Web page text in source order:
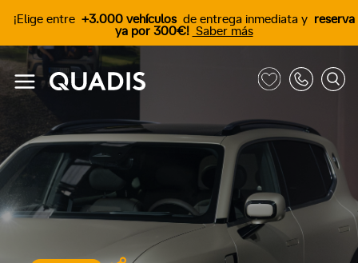
¡Elige entre +3.000 vehículos de entrega inmediata y reserva
ya por 300€! Saber más